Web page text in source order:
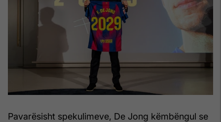
Pavarësisht spekulimeve, De Jong këmbëngul se